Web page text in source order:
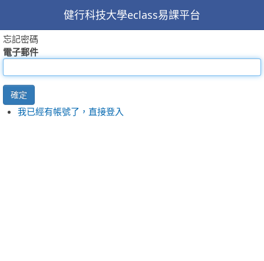
健行科技大學eclass易課平台
忘記密碼
電子郵件
確定
我已經有帳號了，直接登入